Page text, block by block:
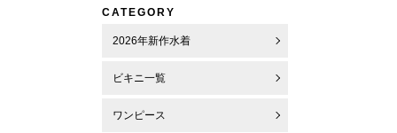
CATEGORY
2026年新作水着
ビキニ一覧
ワンピース